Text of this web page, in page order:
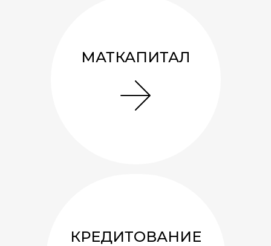
МАТКАПИТАЛ
КРЕДИТОВАНИЕ
Беседка 3х3 «Сюрприз»
руб.